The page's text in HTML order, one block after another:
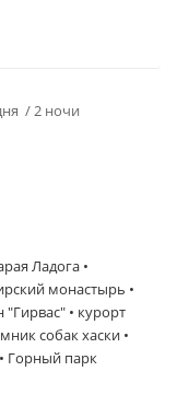
/ 2 ночи
Ладога •
монастырь •
"Гирвас" • курорт
собак хаски •
Горный парк